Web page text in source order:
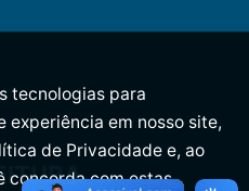
tecnologias para
experiência em nosso site,
de Privacidade e, ao
concorda com estas